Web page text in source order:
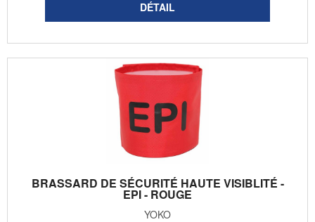
BRASSARD DE SÉCURITÉ HAUTE VISIBLITÉ -
EPI - ROUGE
YOKO